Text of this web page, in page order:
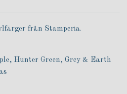
från Stamperia.
Hunter Green, Grey & Earth